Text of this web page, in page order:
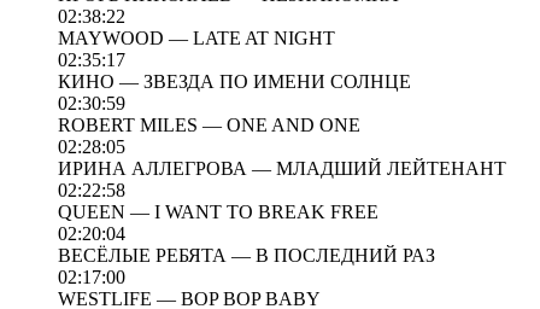
02:38:22
MAYWOOD — LATE AT NIGHT
02:35:17
КИНО — ЗВЕЗДА ПО ИМЕНИ СОЛНЦЕ
02:30:59
ROBERT MILES — ONE AND ONE
02:28:05
ИРИНА АЛЛЕГРОВА — МЛАДШИЙ ЛЕЙТЕНАНТ
02:22:58
QUEEN — I WANT TO BREAK FREE
02:20:04
ВЕСЁЛЫЕ РЕБЯТА — В ПОСЛЕДНИЙ РАЗ
02:17:00
WESTLIFE — BOP BOP BABY